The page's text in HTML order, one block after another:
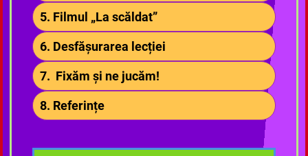
5. Filmul „La scăldat”
6. Desfășurarea lecției
7. Fixăm și ne jucăm!
8. Referințe